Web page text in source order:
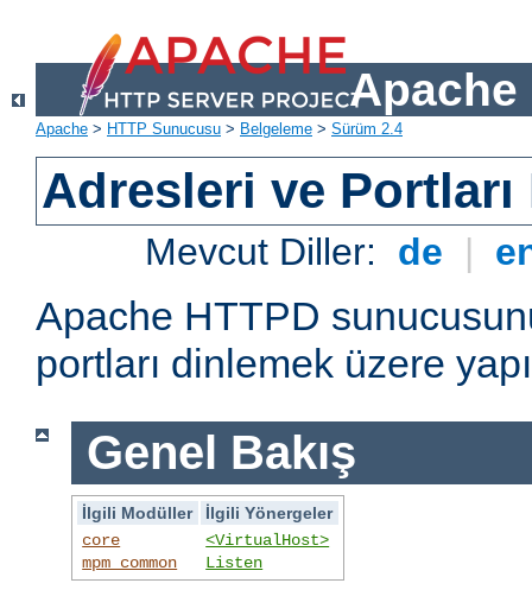
Apache
Apache > HTTP Sunucusu > Belgeleme > Sürüm 2.4
Adresleri ve Portları
Mevcut Diller: de |
Apache HTTPD
portları dinlemek üzere
Genel Bakış
İlgili Modüller
İlgili Yönergeler
core
mpm_common
<VirtualHost>
Listen